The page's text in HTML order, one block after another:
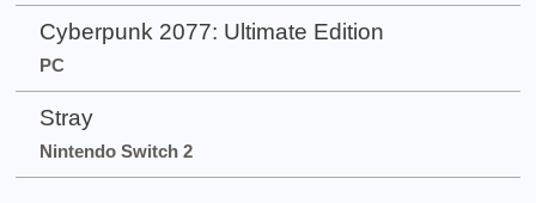
Cyberpunk 2077: Ultimate Edition
PC
Stray
Nintendo Switch 2